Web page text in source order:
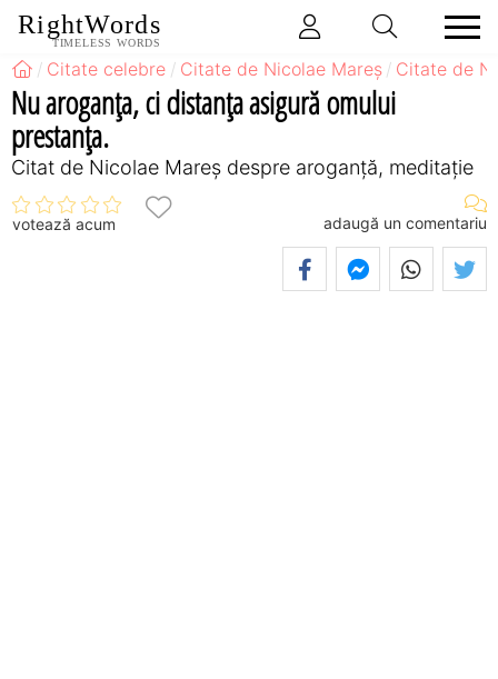
RightWords
TIMELESS WORDS
Citate celebre Citate de Nicolae Mareș Citate de
Nu aroganța, ci distanța asigură omului
prestanța.
Citat de Nicolae Mareș despre aroganță, meditație
votează acum adaugă un comentariu